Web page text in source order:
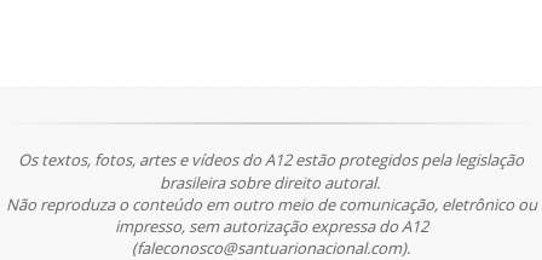
Os textos, fotos, artes e vídeos do A12 estão protegidos pela legislação
brasileira sobre direito autoral.
Não reproduza o conteúdo em outro meio de comunicação, eletrônico ou
impresso, sem autorização expressa do A12
(faleconosco@santuarionacional.com).